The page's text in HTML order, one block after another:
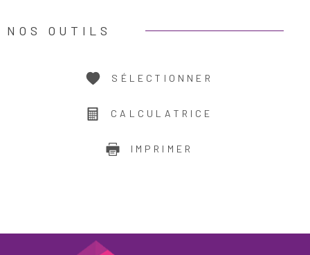
NOS OUTILS
SÉLECTIONNER
CALCULATRICE
IMPRIMER